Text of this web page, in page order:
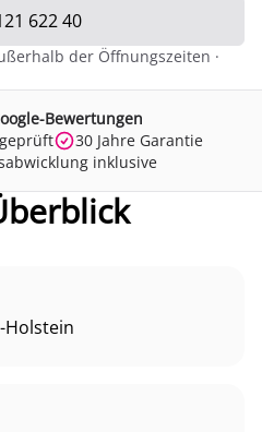
622 40
der Öffnungszeiten ·
Bewertungen
geprüft
30 Jahre Garantie
inklusive
Holstein